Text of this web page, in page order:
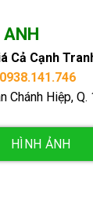
Cả Cạnh
Chánh Hiệp,
HÌNH ẢNH